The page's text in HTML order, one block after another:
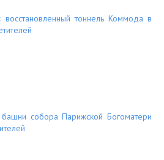
тоннель Коммода в
собора Парижской Богоматери